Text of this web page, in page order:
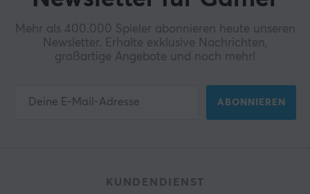
Mehr als 400.000 Spieler abonnieren heute unseren
Newsletter. Erhalte exklusive Nachrichten,
großartige Angebote und noch mehr!
ABONNIEREN
KUNDENDIENST